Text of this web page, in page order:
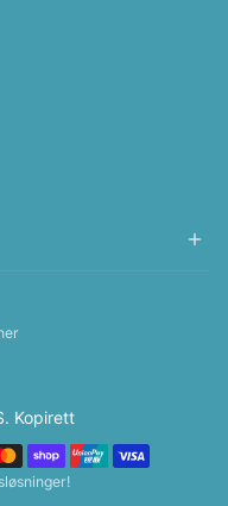
Kopirett